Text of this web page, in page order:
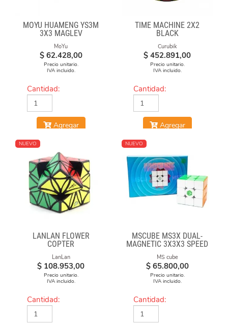
MOYU HUAMENG YS3M
3X3 MAGLEV
MoYu
$ 62.428,00
Precio unitario.
IVA incluido.
Cantidad:
Agregar
TIME MACHINE 2X2
BLACK
Curubik
$ 452.891,00
Precio unitario.
IVA incluido.
Cantidad:
Agregar
NUEVO
LANLAN FLOWER
COPTER
LanLan
$ 108.953,00
Precio unitario.
IVA incluido.
Cantidad:
NUEVO
MSCUBE MS3X DUAL-
MAGNETIC 3X3X3 SPEED
CUBE STICKERLESS
MS cube
$ 65.800,00
Precio unitario.
IVA incluido.
Cantidad: